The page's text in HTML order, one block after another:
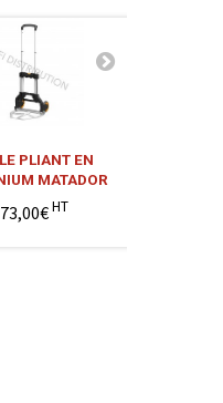
PLIANT EN
MATADOR
HT